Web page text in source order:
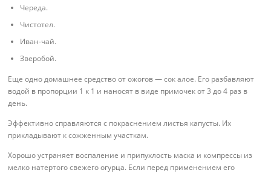
Череда.
Чистотел.
Иван-чай.
Зверобой.
Еще одно домашнее средство от ожогов — сок алое. Его разбавляют
водой в пропорции 1 к 1 и наносят в виде примочек от 3 до 4 раз в
день.
Эффективно справляются с покраснением листья капусты. Их
прикладывают к сожженным участкам.
Хорошо устраняет воспаление и припухлость маска и компрессы из
мелко натертого свежего огурца. Если перед применением его